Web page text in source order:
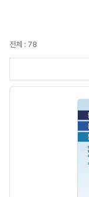
자료집
전체 : 78